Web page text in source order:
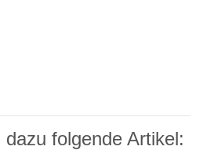
folgende Artikel: